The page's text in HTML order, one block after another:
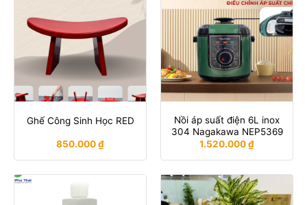
Ghế Công Sinh Học RED
850.000₫
Nồi áp suất điện 6L inox
304 Nagakawa NEP5369
1.520.000₫